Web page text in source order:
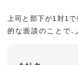
上司と部下が1対1で
的な面談のことで